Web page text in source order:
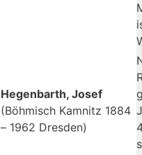
Hegenbarth, Josef
(Böhmisch Kamnitz 1884
– 1962 Dresden)